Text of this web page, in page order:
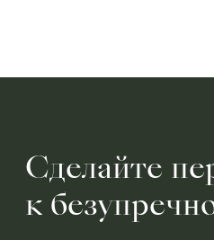
Сделайте
к